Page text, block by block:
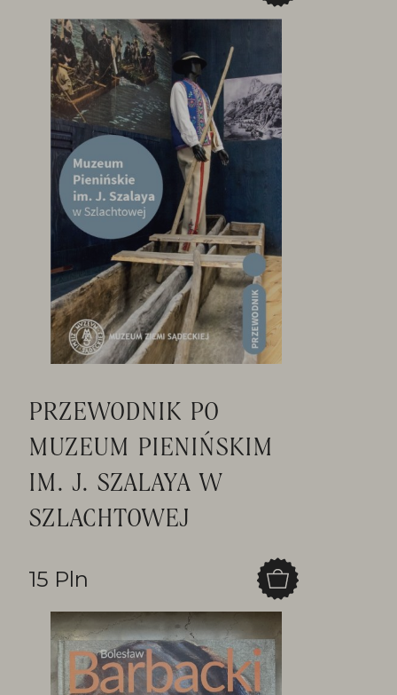
PRZEWODNIK PO
MUZEUM PIENIŃSKIM
IM. J. SZALAYA W
SZLACHTOWEJ
15 Pln